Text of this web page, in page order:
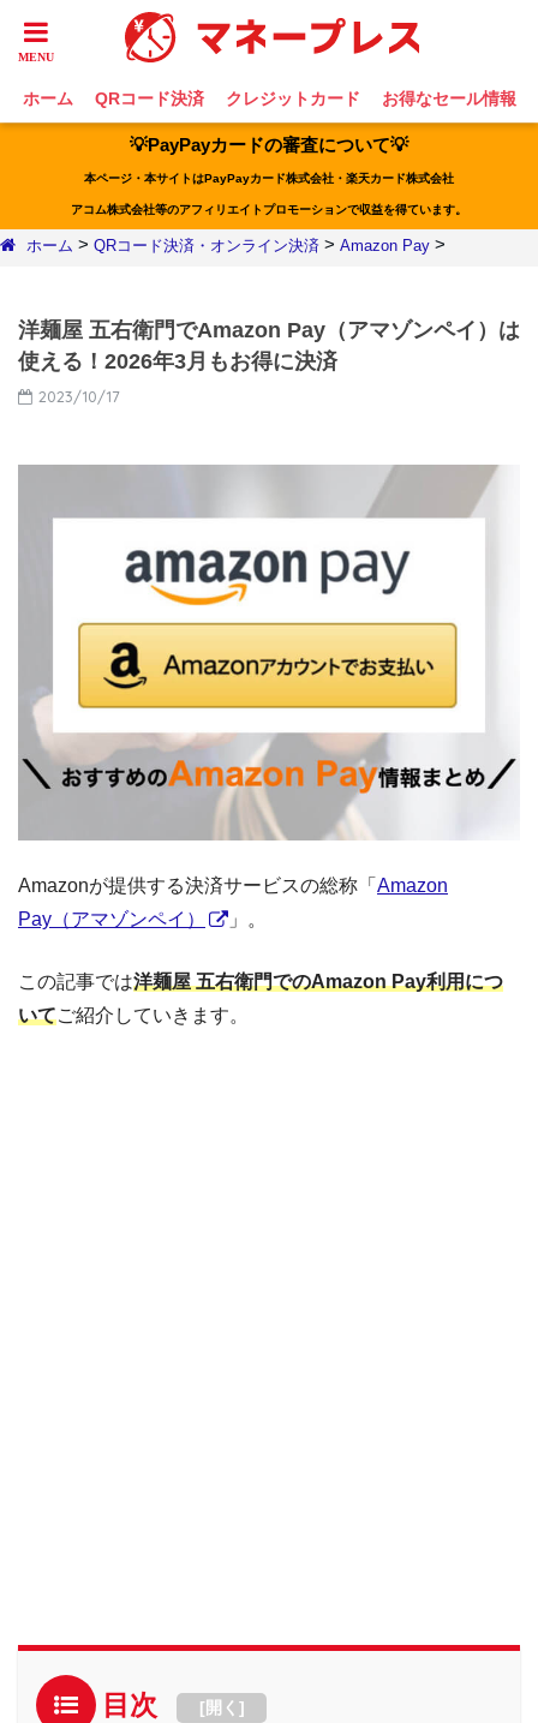
ホーム QRコード決済 クレジットカード お得なセール情報
💡PayPayカードの審査について💡
本ページ・本サイトはPayPayカード株式会社・楽天カード株式会社
アコム株式会社等のアフィリエイトプロモーションで収益を得ています。
ホーム > QRコード決済・オンライン決済 > Amazon Pay >
洋麺屋 五右衛門でAmazon Pay（アマゾンペイ）は
使える！2026年3月もお得に決済
2023/10/17
Amazonが提供する決済サービスの総称「 Amazon
Pay（アマゾンペイ）
」。
この記事では洋麺屋 五右衛門でのAmazon Pay利用につ
いてご紹介していきます。
目次 [開く ]